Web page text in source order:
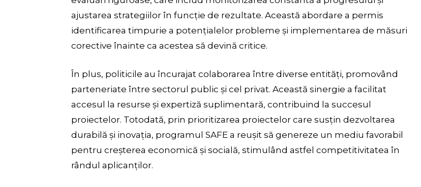
ajustarea strategiilor în funcție de rezultate. Această abordare a permis
identificarea timpurie a potențialelor probleme și implementarea de măsuri
corective înainte ca acestea să devină critice.
În plus, politicile au încurajat colaborarea între diverse entități, promovând
parteneriate între sectorul public și cel privat. Această sinergie a facilitat
accesul la resurse și expertiză suplimentară, contribuind la succesul
proiectelor. Totodată, prin prioritizarea proiectelor care susțin dezvoltarea
durabilă și inovația, programul SAFE a reușit să genereze un mediu favorabil
pentru creșterea economică și socială, stimulând astfel competitivitatea în
rândul aplicanților.